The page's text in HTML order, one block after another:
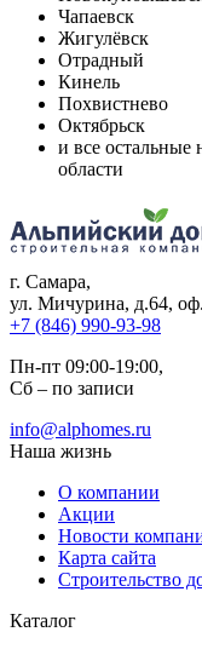
Чапаевск
Жигулёвск
Отрадный
Кинель
Похвистнево
Октябрьск
и все остальные
области
г. Самара,
ул. Мичурина, д.64,
+7 (846) 990-93-98
Пн-пт 09:00-19:00,
Сб – по записи
info@alphomes.ru
Наша жизнь
О компании
Акции
Новости
Карта сайта
Строительство
Каталог